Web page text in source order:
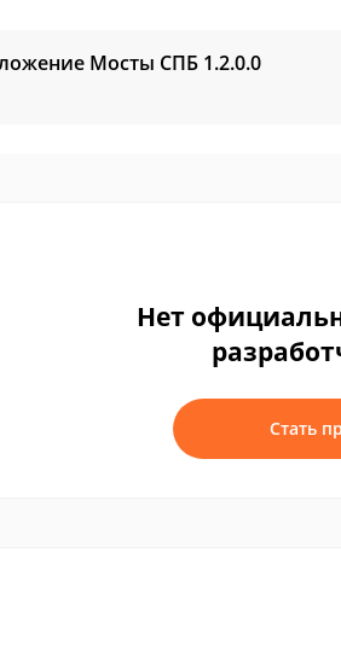
Мосты СПБ 1.2.0.0
Нет
Стать